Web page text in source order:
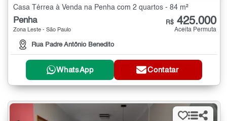
Casa Térrea à Venda na Penha com 2 quartos - 84 m²
Penha
Zona Leste - São Paulo
Rua Padre Antônio Benedito
R$ 425.000
Aceita Permuta
WhatsApp Contatar